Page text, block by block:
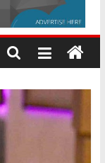
درب..
وتبقى
هي